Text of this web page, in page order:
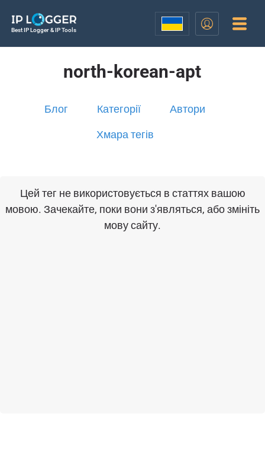
Best IP Logger & IP Tools
north-korean-apt
Блог Категорії Автори
Хмара тегів